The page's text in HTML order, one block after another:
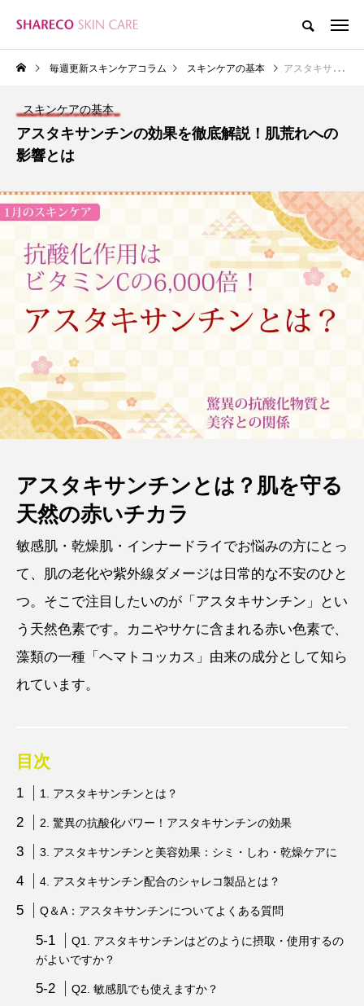
毎週更新スキンケアコラム スキンケアの基本 アスタキサンチンの効果を徹底解説！肌荒れへの影響とは
スキンケアの基本
アスタキサンチンの効果を徹底解説！肌荒れへの
影響とは
アスタキサンチンとは？肌を守る
天然の赤いチカラ
敏感肌・乾燥肌・インナードライでお悩みの方にとっ
て、肌の老化や紫外線ダメージは日常的な不安のひと
つ。そこで注目したいのが「アスタキサンチン」とい
う天然色素です。カニやサケに含まれる赤い色素で、
藻類の一種「ヘマトコッカス」由来の成分として知ら
れています。
目次
1. アスタキサンチンとは？
2. 驚異の抗酸化パワー！アスタキサンチンの効果
3. アスタキサンチンと美容効果：シミ・しわ・乾燥ケアに
4. アスタキサンチン配合のシャレコ製品とは？
Q＆A：アスタキサンチンについてよくある質問
Q1. アスタキサンチンはどのように摂取・使用するの
がよいですか？
Q2. 敏感肌でも使えますか？